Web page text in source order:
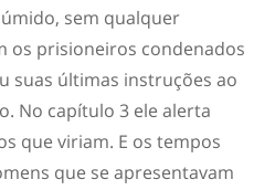
sem qualquer
os prisioneiros condenados
suas últimas instruções ao
No capítulo 3 ele alerta
que viriam. E os tempos
que se apresentavam